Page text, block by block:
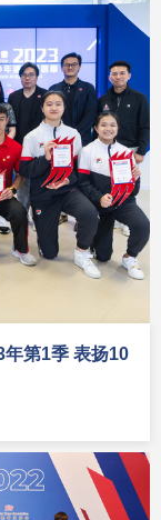
第1季 表扬10